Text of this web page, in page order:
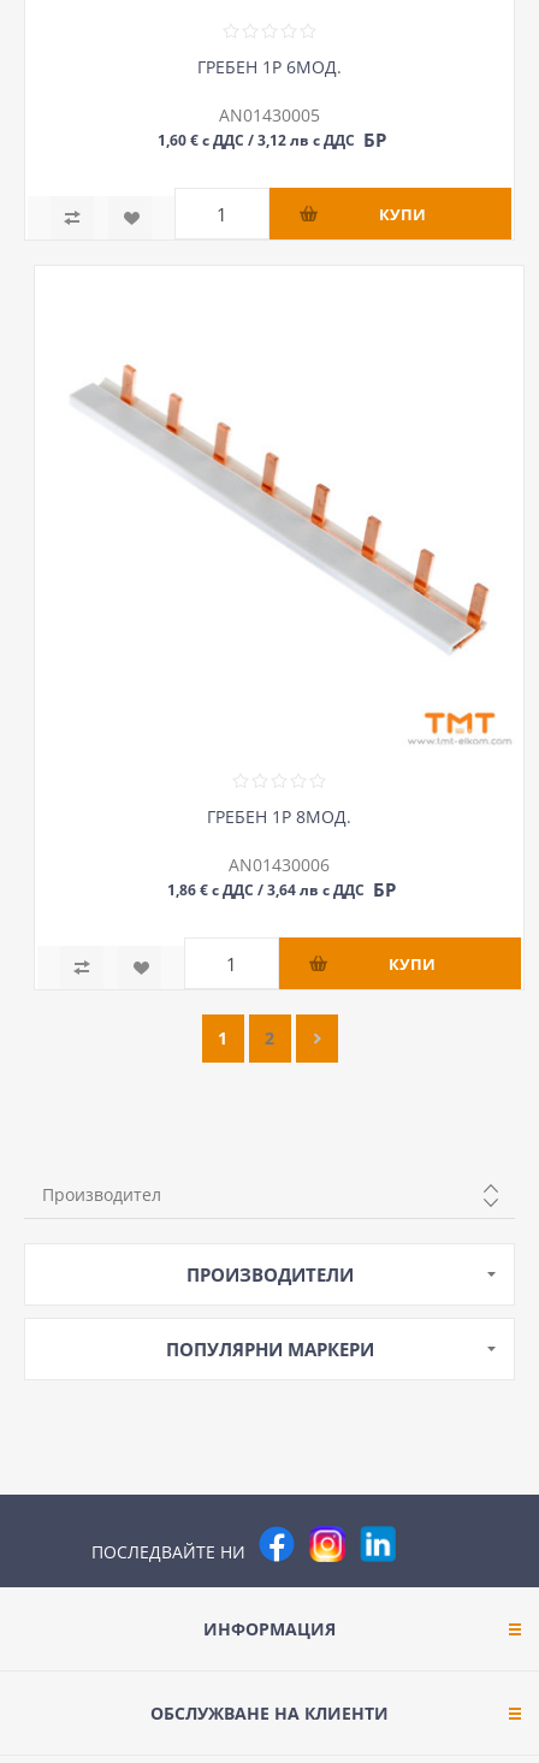
ГРЕБЕН 1P 6МОД.
AN01430005
1,60 € с ДДС / 3,12 лв с ДДС БР
ГРЕБЕН 1P 8МОД.
AN01430006
1,86 € с ДДС / 3,64 лв с ДДС БР
1 2
Производител
ПРОИЗВОДИТЕЛИ
ПОПУЛЯРНИ МАРКЕРИ
ПОСЛЕДВАЙТЕ НИ
ИНФОРМАЦИЯ
ОБСЛУЖВАНЕ НА КЛИЕНТИ